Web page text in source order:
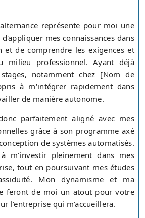
alternance représente pour moi une
mes connaissances dans
de comprendre les exigences et
milieu professionnel. Ayant déjà
notamment chez [Nom de
à m'intégrer rapidement dans
de manière autonome.
parfaitement aligné avec mes
grâce à son programme axé
de systèmes automatisés.
m'investir pleinement dans mes
tout en poursuivant mes études
Mon dynamisme et ma
feront de moi un atout pour votre
l’entreprise qui m'accueillera.